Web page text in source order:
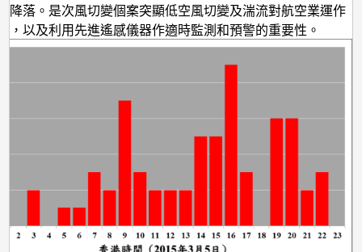
降落。是次風切變個案突顯低空風切變及湍流對航空業運作
，以及利用先進遙感儀器作適時監測和預警的重要性。